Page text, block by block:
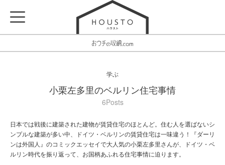
学ぶ
小栗左多里のベルリン住宅事情
6Posts
日本では戦後に建築された建物が賃貸住宅のほとんど。住む人を選ばないシ
ンプルな建築が多い中、ドイツ・ベルリンの賃貸住宅は一味違う！『ダーリ
ンは外国人』のコミックエッセイで大人気の小栗左多里さんが、ドイツ・ベ
ルリン時代を振り返って、お国柄あふれる住宅事情に迫ります。